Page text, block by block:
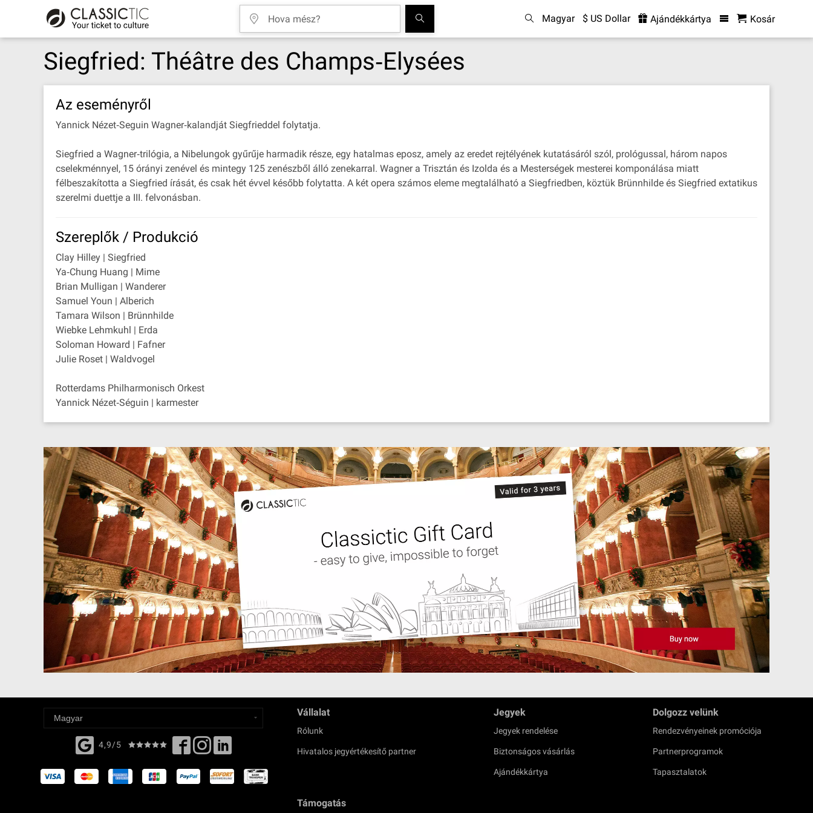
Magyar $ US Dollar Ajándékkártya Kosár
Siegfried: Théâtre des Champs‐Elysées
Az eseményről
Yannick Nézet‐Seguin Wagner‐kalandját Siegfrieddel folytatja.
Siegfried a Wagner‐trilógia, a Nibelungok gyűrűje harmadik része, egy hatalmas eposz, amely az eredet rejtélyének kutatásáról szól, prológussal, három napos
cselekménnyel, 15 órányi zenével és mintegy 125 zenészből álló zenekarral. Wagner a Trisztán és Izolda és a Mesterségek mesterei komponálása miatt
félbeszakította a Siegfried írását, és csak hét évvel később folytatta. A két opera számos eleme megtalálható a Siegfriedben, köztük Brünnhilde és Siegfried extatikus
szerelmi duettje a III. felvonásban.
Szereplők / Produkció
Clay Hilley | Siegfried
Ya‐Chung Huang | Mime
Brian Mulligan | Wanderer
Samuel Youn | Alberich
Tamara Wilson | Brünnhilde
Wiebke Lehmkuhl | Erda
Soloman Howard | Fafner
Julie Roset | Waldvogel
Rotterdams Philharmonisch Orkest
Yannick Nézet‐Séguin | karmester
4,9/5
Vállalat
Rólunk
Hivatalos jegyértékesítő partner
Jegyek
Jegyek rendelése
Biztonságos vásárlás
Ajándékkártya
Dolgozz velünk
Rendezvényeinek promóciója
Partnerprogramok
Tapasztalatok
Támogatás